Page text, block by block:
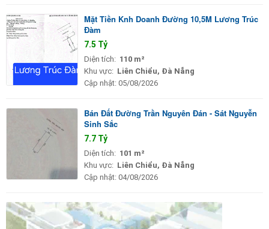
Mặt Tiền Knh Doanh Đường 10,5M Lương Trúc
Đàm
7.5 Tỷ
Diện tích: 110 m²
Khu vực: Liên Chiểu, Đà Nẵng
Cập nhật: 05/08/2026
Bán Đất Đường Trần Nguyên Đán - Sát Nguyễn
Sinh Sắc
7.7 Tỷ
Diện tích: 101 m²
Khu vực: Liên Chiểu, Đà Nẵng
Cập nhật: 04/08/2026